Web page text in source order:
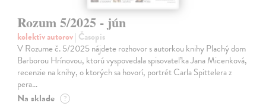
Rozum 5/2025 - jún
kolektív autorov| Časopis
V Rozume č. 5/2025 nájdete rozhovor s autorkou knihy Plachý dom
Barborou Hrínovou, ktorú vyspovedala spisovateľka Jana Micenková,
recenzie na knihy, o ktorých sa hovorí, portrét Carla Spittelera z
pera…
Na sklade ?